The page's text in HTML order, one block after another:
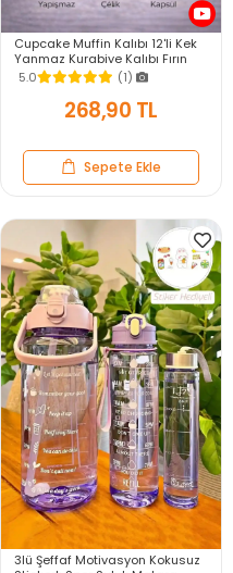
Cupcake Muffin Kalıbı 12'li Kek
Yanmaz Kurabiye Kalıbı Fırın
Çörek Kapsül Tepsisi
Paslanmaz Siyah
5.0 (1)
268,90 TL
Sepete Ekle
3lü Şeffaf Motivasyon Kokusuz